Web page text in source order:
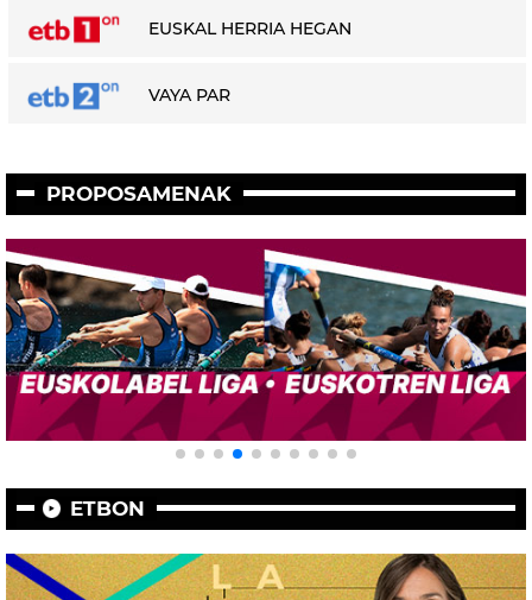
EUSKAL HERRIA HEGAN
VAYA PAR
PROPOSAMENAK
ETBON